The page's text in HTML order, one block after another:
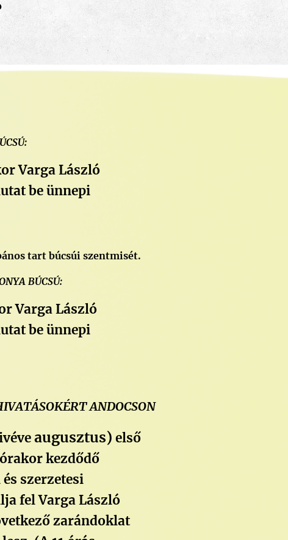
Varga László
be ünnepi
tart búcsúi szentmisét.
BÚCSÚ:
Varga László
be ünnepi
ANDOCSON
augusztus) első
kezdődő
szerzetesi
fel Varga László
zarándoklat